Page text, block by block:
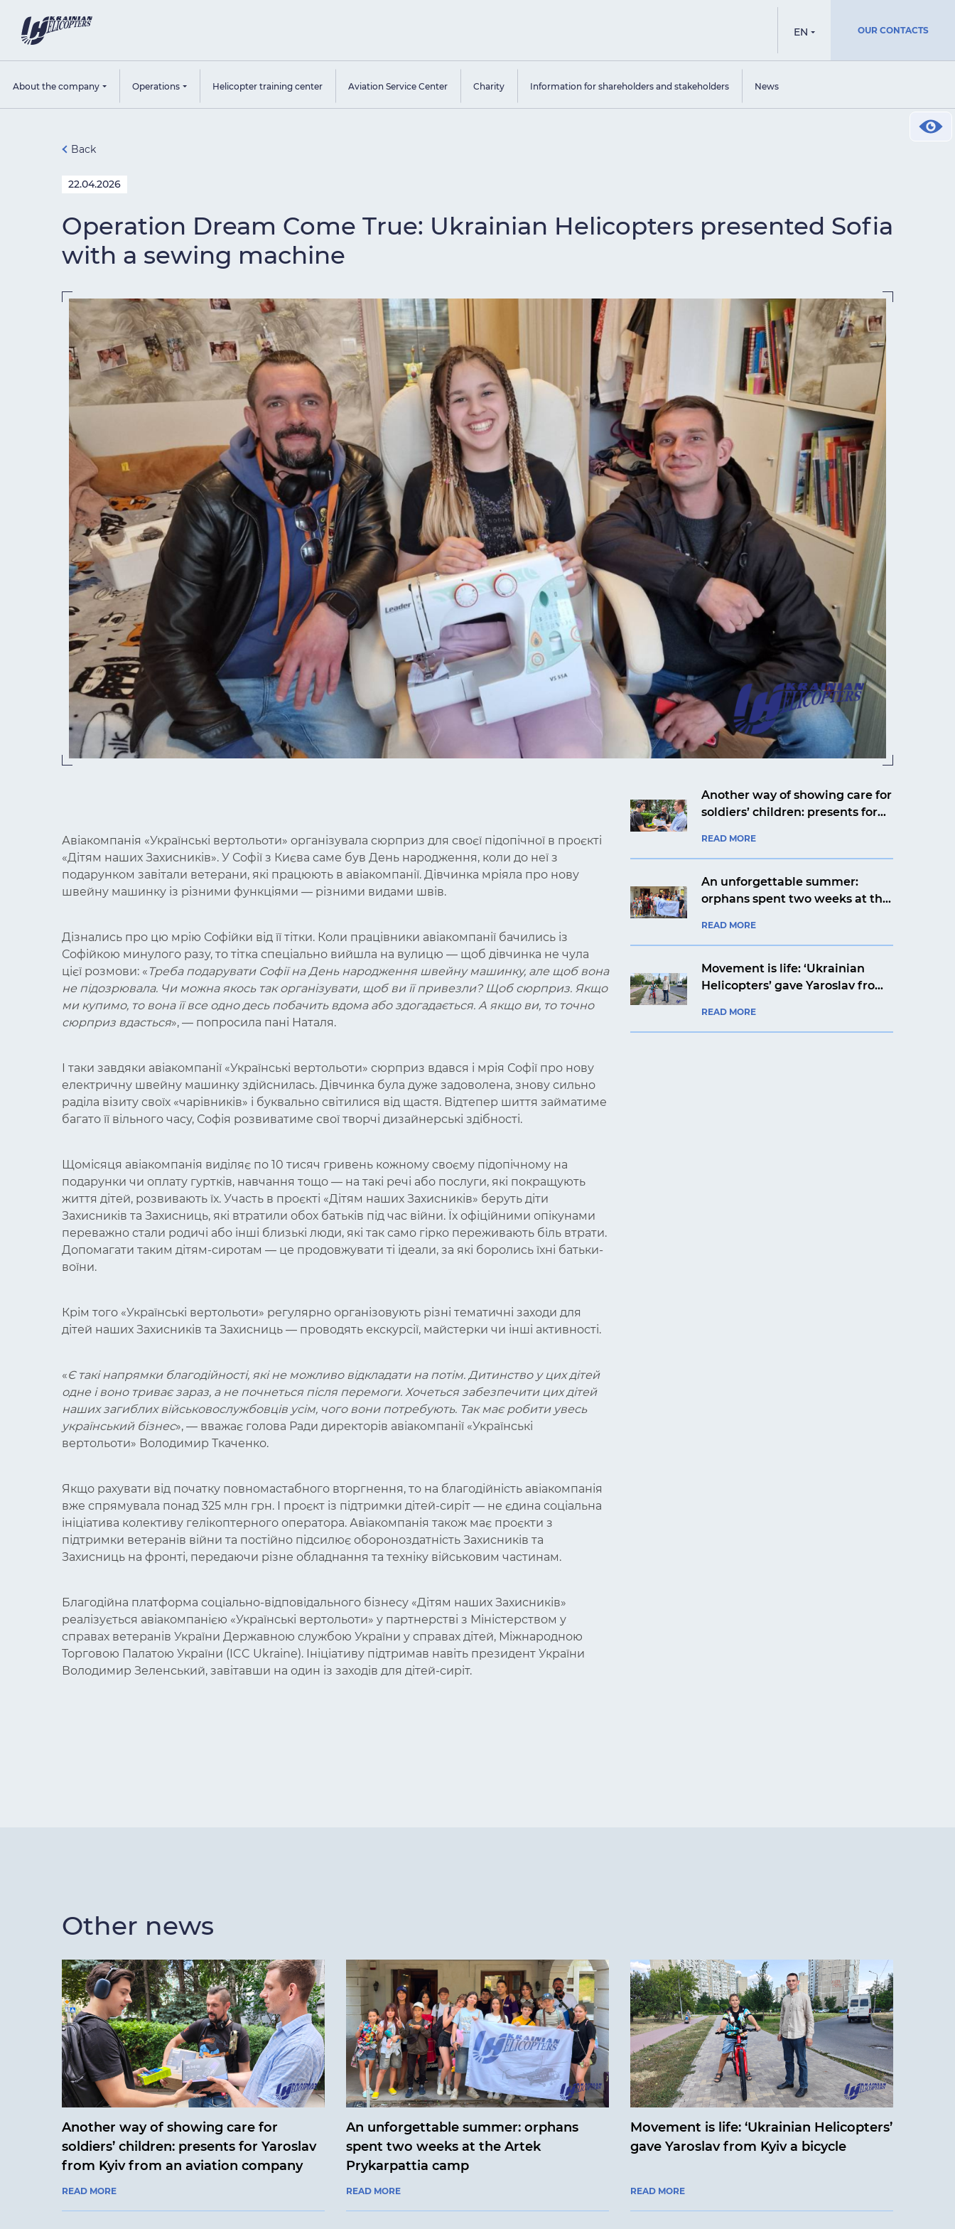
EN OUR CONTACTS
About the company Operations Helicopter training center Aviation Service Center Charity Information for shareholders and stakeholders News
Back
22.04.2026
Operation Dream Come True: Ukrainian Helicopters presented Sofia
with a sewing machine
Авіакомпанія «Українські вертольоти» організувала сюрприз для своєї підопічної в проєкті
«Дітям наших Захисників». У Софії з Києва саме був День народження, коли до неї з
подарунком завітали ветерани, які працюють в авіакомпанії. Дівчинка мріяла про нову
швейну машинку із різними функціями — різними видами швів.
Дізнались про цю мрію Софійки від її тітки. Коли працівники авіакомпанії бачились із
Софійкою минулого разу, то тітка спеціально вийшла на вулицю — щоб дівчинка не чула
цієї розмови: «Треба подарувати Софії на День народження швейну машинку, але щоб вона
не підозрювала. Чи можна якось так організувати, щоб ви її привезли? Щоб сюрприз. Якщо
ми купимо, то вона її все одно десь побачить вдома або здогадається. А якщо ви, то точно
сюрприз вдасться», — попросила пані Наталя.
І таки завдяки авіакомпанії «Українські вертольоти» сюрприз вдався і мрія Софії про нову
електричну швейну машинку здійснилась. Дівчинка була дуже задоволена, знову сильно
раділа візиту своїх «чарівників» і буквально світилися від щастя. Відтепер шиття займатиме
багато її вільного часу, Софія розвиватиме свої творчі дизайнерські здібності.
Щомісяця авіакомпанія виділяє по 10 тисяч гривень кожному своєму підопічному на
подарунки чи оплату гуртків, навчання тощо — на такі речі або послуги, які покращують
життя дітей, розвивають їх. Участь в проєкті «Дітям наших Захисників» беруть діти
Захисників та Захисниць, які втратили обох батьків під час війни. Їх офіційними опікунами
переважно стали родичі або інші близькі люди, які так само гірко переживають біль втрати.
Допомагати таким дітям-сиротам — це продовжувати ті ідеали, за які боролись їхні батьки-
воїни.
Крім того «Українські вертольоти» регулярно організовують різні тематичні заходи для
дітей наших Захисників та Захисниць — проводять екскурсії, майстерки чи інші активності.
«Є такі напрямки благодійності, які не можливо відкладати на потім. Дитинство у цих дітей
одне і воно триває зараз, а не почнеться після перемоги. Хочеться забезпечити цих дітей
наших загиблих військовослужбовців усім, чого вони потребують. Так має робити увесь
український бізнес», — вважає голова Ради директорів авіакомпанії «Українські
вертольоти» Володимир Ткаченко.
Якщо рахувати від початку повномастабного вторгнення, то на благодійність авіакомпанія
вже спрямувала понад 325 млн грн. І проєкт із підтримки дітей-сиріт — не єдина соціальна
ініціатива колективу гелікоптерного оператора. Авіакомпанія також має проєкти з
підтримки ветеранів війни та постійно підсилює обороноздатність Захисників та
Захисниць на фронті, передаючи різне обладнання та техніку військовим частинам.
Благодійна платформа соціально-відповідального бізнесу «Дітям наших Захисників»
реалізується авіакомпанією «Українські вертольоти» у партнерстві з Міністерством у
справах ветеранів України Державною службою України у справах дітей, Міжнародною
Торговою Палатою України (ICC Ukraine). Ініціативу підтримав навіть президент України
Володимир Зеленський, завітавши на один із заходів для дітей-сиріт.
Another way of showing care for
soldiers’ children: presents for
READ MORE
An unforgettable summer:
orphans spent two weeks at the
READ MORE
Movement is life: ‘Ukrainian
Helicopters’ gave Yaroslav from
READ MORE
Other news
Another way of showing care for
soldiers’ children: presents for Yaroslav
from Kyiv from an aviation company
READ MORE
An unforgettable summer: orphans
spent two weeks at the Artek
Prykarpattia camp
READ MORE
Movement is life: ‘Ukrainian Helicopters’
gave Yaroslav from Kyiv a bicycle
READ MORE